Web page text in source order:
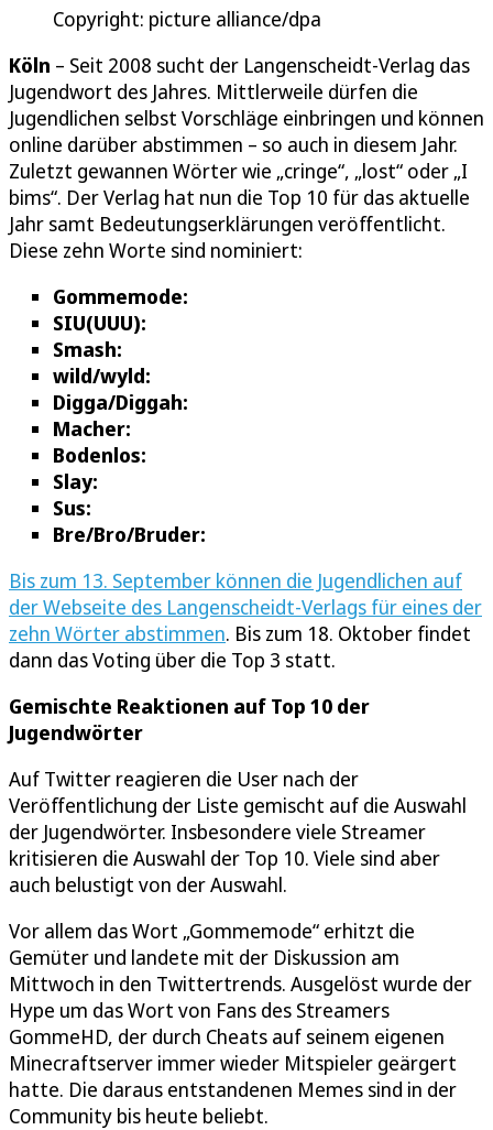
Copyright: picture alliance/dpa
Köln – Seit 2008 sucht der Langenscheidt-Verlag das
Jugendwort des Jahres. Mittlerweile dürfen die
Jugendlichen selbst Vorschläge einbringen und können
online darüber abstimmen – so auch in diesem Jahr.
Zuletzt gewannen Wörter wie „cringe“, „lost“ oder „I
bims“. Der Verlag hat nun die Top 10 für das aktuelle
Jahr samt Bedeutungserklärungen veröffentlicht.
Diese zehn Worte sind nominiert:
Gommemode:
SIU(UUU):
Smash:
wild/wyld:
Digga/Diggah:
Macher:
Bodenlos:
Slay:
Sus:
Bre/Bro/Bruder:
Bis zum 13. September können die Jugendlichen auf
der Webseite des Langenscheidt-Verlags für eines der
zehn Wörter abstimmen. Bis zum 18. Oktober findet
dann das Voting über die Top 3 statt.
Gemischte Reaktionen auf Top 10 der
Jugendwörter
Auf Twitter reagieren die User nach der
Veröffentlichung der Liste gemischt auf die Auswahl
der Jugendwörter. Insbesondere viele Streamer
kritisieren die Auswahl der Top 10. Viele sind aber
auch belustigt von der Auswahl.
Vor allem das Wort „Gommemode“ erhitzt die
Gemüter und landete mit der Diskussion am
Mittwoch in den Twittertrends. Ausgelöst wurde der
Hype um das Wort von Fans des Streamers
GommeHD, der durch Cheats auf seinem eigenen
Minecraftserver immer wieder Mitspieler geärgert
hatte. Die daraus entstandenen Memes sind in der
Community bis heute beliebt.